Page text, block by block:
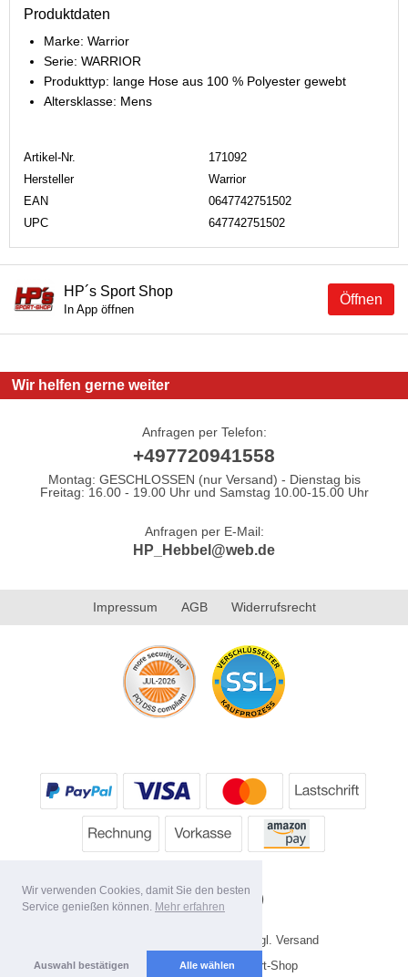
Wir verwenden Cookies, damit Sie den besten
Service genießen können. Mehr erfahren
Auswahl bestätigen Alle wählen
Produktdaten
Marke: Warrior
Serie: WARRIOR
Produkttyp: lange Hose aus 100 % Polyester gewebt
Altersklasse: Mens
Artikel-Nr.
171092
Hersteller
Warrior
EAN
0647742751502
UPC
647742751502
Öffnen
HP´s Sport Shop
In App öffnen
Wir helfen gerne weiter
Anfragen per Telefon:
+497720941558
Montag: GESCHLOSSEN (nur Versand) - Dienstag bis
Freitag: 16.00 - 19.00 Uhr und Samstag 10.00-15.00 Uhr
Anfragen per E-Mail:
HP_Hebbel@web.de
Impressum AGB Widerrufsrecht
* Alle Preise inkl. MwSt. evtl. zzgl. Versand
Copyright 2026 by HP's Sport-Shop